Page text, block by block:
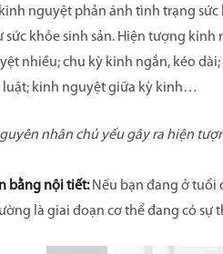
nguyệt phản ánh tình trạng
sức khỏe sinh sản. Hiện tượng
nhiều; chu kỳ kinh ngắn, kéo
luật; kinh nguyệt giữa kỳ kinh…
nhân chủ yếu gây ra hiện
bằng nội tiết: Nếu bạn đang ở tuổi
là giai đoạn cơ thể đang có sự